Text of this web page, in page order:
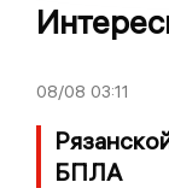
08/08 03:11
БПЛА